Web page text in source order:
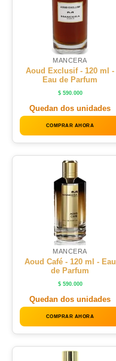
MANCERA
Aoud Exclusif - 120 ml -
Eau de Parfum
$590.000
Quedan dos unidades
COMPRAR AHORA
MANCERA
Aoud Café - 120 ml - Eau
de Parfum
$590.000
Quedan dos unidades
COMPRAR AHORA